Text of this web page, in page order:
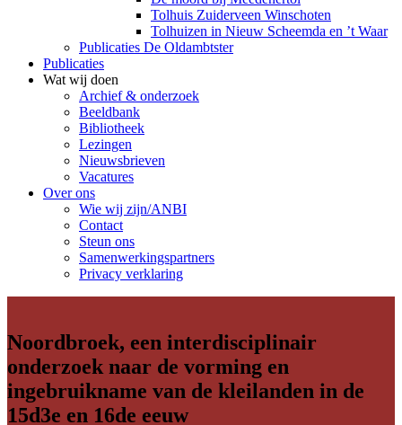
Tolhuis Zuiderveen Winschoten
Tolhuizen in Nieuw Scheemda en ’t Waar
Publicaties De Oldambtster
Publicaties
Wat wij doen
Archief & onderzoek
Beeldbank
Bibliotheek
Lezingen
Nieuwsbrieven
Vacatures
Over ons
Wie wij zijn/ANBI
Contact
Steun ons
Samenwerkingspartners
Privacy verklaring
Noordbroek, een interdisciplinair
onderzoek naar de vorming en
ingebruikname van de kleilanden in de
15d3e en 16de eeuw